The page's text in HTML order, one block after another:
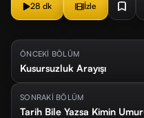
28 dk İzle
ÖNCEKİ BÖLÜM
Kusursuzluk Arayışı
SONRAKİ BÖLÜM
Tarih Bile Yazsa Kimin